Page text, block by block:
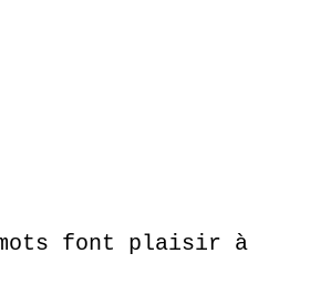
font plaisir à